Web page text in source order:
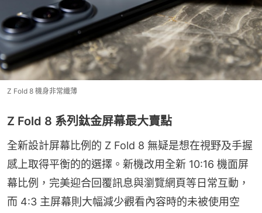
Z Fold 8 機身非常纖薄
Z Fold 8 系列鈦金屏幕最大賣點
全新設計屏幕比例的 Z Fold 8 無疑是想在視野及手握
感上取得平衡的的選擇。新機改用全新 10:16 機面屏
幕比例，完美迎合回覆訊息與瀏覽網頁等日常互動，
而 4:3 主屏幕則大幅減少觀看內容時的未被使用空